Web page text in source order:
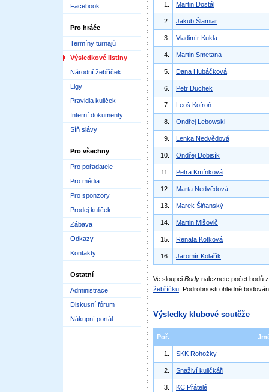
Facebook
Pro hráče
Termíny turnajů
Výsledkové listiny
Národní žebříček
Ligy
Pravidla kuliček
Interní dokumenty
Síň slávy
Pro všechny
Pro pořadatele
Pro média
Pro sponzory
Prodej kuliček
Zábava
Odkazy
Kontakty
Ostatní
Administrace
Diskusní fórum
Nákupní portál
1. Martin Dostál
2. Jakub Šlamiar
3. Vladimír Kukla
4. Martin Smetana
5. Dana Hubáčková
6. Petr Duchek
7. Leoš Kofroň
8. Ondřej Lebowski
9. Lenka Nedvědová
10. Ondřej Dobisík
11. Petra Kmínková
12. Marta Nedvědová
13. Marek Šiňanský
14. Martin Mišovič
15. Renata Kotková
16. Jaromír Kolařík
Ve sloupci Body naleznete počet bodů
žebříčku . Podrobnosti ohledně
Výsledky klubové soutěže
Poř.
1. SKK Rohožky
2. Snaživí kuličkáři
3. KC Přátelé